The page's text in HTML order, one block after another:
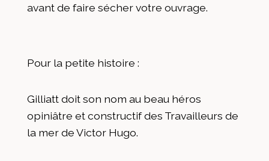
avant de faire sécher votre ouvrage.
Pour la petite histoire :
Gilliatt doit son nom au beau héros
opiniâtre et constructif des Travailleurs de
la mer de Victor Hugo.